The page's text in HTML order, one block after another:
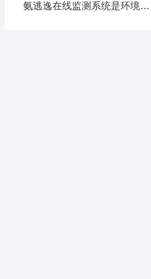
氨逃逸在线监测系统是环境监测领域中重要的技术装备